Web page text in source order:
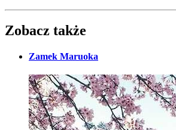
Zobacz także
Zamek Maruoka